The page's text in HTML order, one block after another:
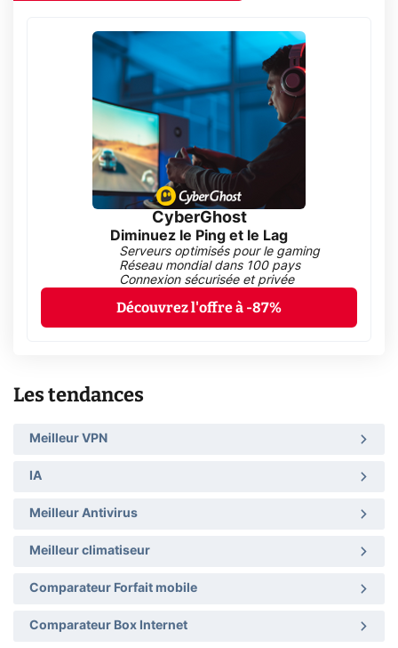
CyberGhost
Diminuez le Ping et le Lag
Serveurs optimisés pour le gaming
Réseau mondial dans 100 pays
Connexion sécurisée et privée
Découvrez l'offre à -87%
Les tendances
Meilleur VPN
IA
Meilleur Antivirus
Meilleur climatiseur
Comparateur Forfait mobile
Comparateur Box Internet